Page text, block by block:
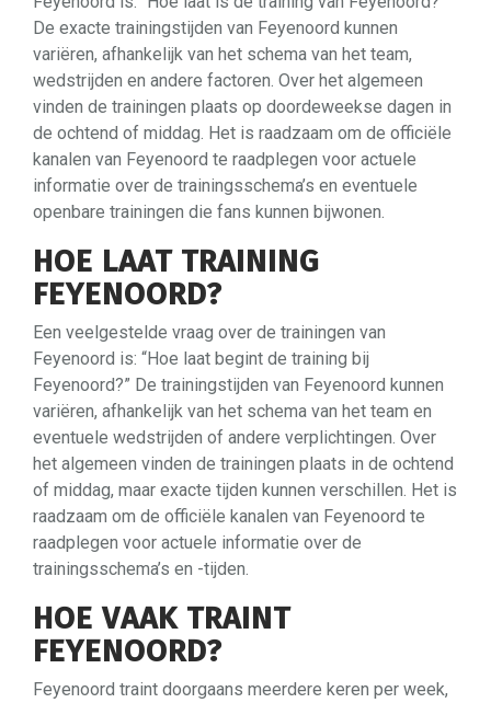
De exacte trainingstijden van Feyenoord kunnen
variëren, afhankelijk van het schema van het team,
wedstrijden en andere factoren. Over het algemeen
vinden de trainingen plaats op doordeweekse dagen in
de ochtend of middag. Het is raadzaam om de officiële
kanalen van Feyenoord te raadplegen voor actuele
informatie over de trainingsschema’s en eventuele
openbare trainingen die fans kunnen bijwonen.
HOE LAAT TRAINING
FEYENOORD?
Een veelgestelde vraag over de trainingen van
Feyenoord is: “Hoe laat begint de training bij
Feyenoord?” De trainingstijden van Feyenoord kunnen
variëren, afhankelijk van het schema van het team en
eventuele wedstrijden of andere verplichtingen. Over
het algemeen vinden de trainingen plaats in de ochtend
of middag, maar exacte tijden kunnen verschillen. Het is
raadzaam om de officiële kanalen van Feyenoord te
raadplegen voor actuele informatie over de
trainingsschema’s en -tijden.
HOE VAAK TRAINT
FEYENOORD?
Feyenoord traint doorgaans meerdere keren per week,